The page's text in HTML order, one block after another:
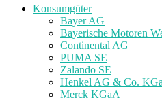
Konsumgüter
Bayer AG
Bayerische Motoren
Continental AG
PUMA SE
Zalando SE
Henkel AG & Co.
Merck KGaA